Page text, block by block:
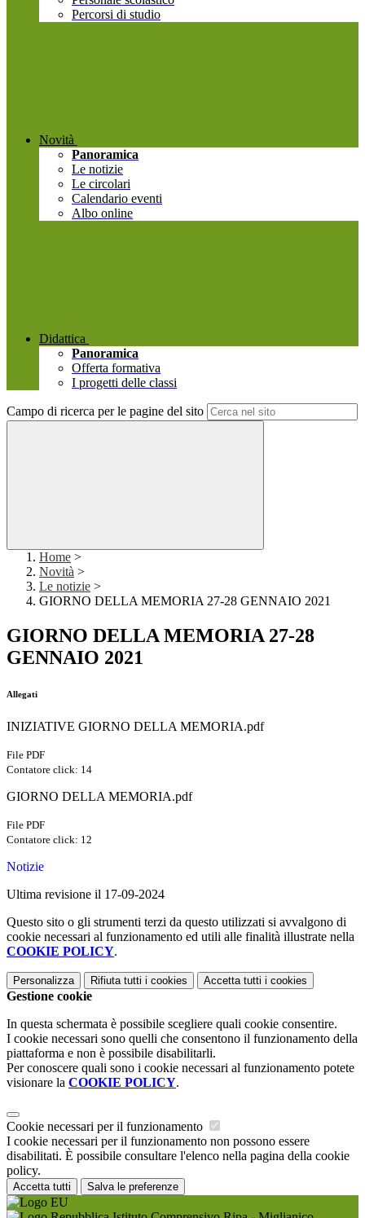
Percorsi di studio
Novità
Panoramica
Le notizie
Le circolari
Calendario eventi
Albo online
Didattica
Panoramica
Offerta formativa
I progetti delle classi
Campo di ricerca per le pagine del sito
Home >
Novità >
Le notizie >
GIORNO DELLA MEMORIA 27-28 GENNAIO 2021
GIORNO DELLA MEMORIA 27-28
GENNAIO 2021
Allegati
INIZIATIVE GIORNO DELLA MEMORIA.pdf
File PDF
Contatore click: 14
GIORNO DELLA MEMORIA.pdf
File PDF
Contatore click: 12
Notizie
Ultima revisione il 17-09-2024
Questo sito o gli strumenti terzi da questo utilizzati si avvalgono di
cookie necessari al funzionamento ed utili alle finalità illustrate nella
COOKIE POLICY.
Personalizza Rifiuta tutti i cookies Accetta tutti i cookies
Gestione cookie
In questa schermata è possibile scegliere quali cookie consentire.
I cookie necessari sono quelli che consentono il funzionamento della
piattaforma e non è possibile disabilitarli.
Per conoscere quali sono i cookie necessari al funzionamento potete
visionare la COOKIE POLICY.
Cookie necessari per il funzionamento
I cookie necessari per il funzionamento non possono essere
disabilitati. È possibile consultare l'elenco nella pagina della cookie
policy.
Accetta tutti Salva le preferenze